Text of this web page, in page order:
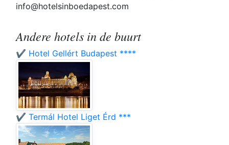
info@hotelsinboedapest.com
Andere hotels in de buurt
✔️ Hotel Gellért Budapest ****
✔️ Termál Hotel Liget Érd ***